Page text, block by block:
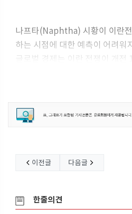
나프타(Naphtha) 시황이 이란
하는 시점에 대한 예측이 어려워
글로벌 경제는 이란 전쟁이 개전
이전글 다음글
한줄의견